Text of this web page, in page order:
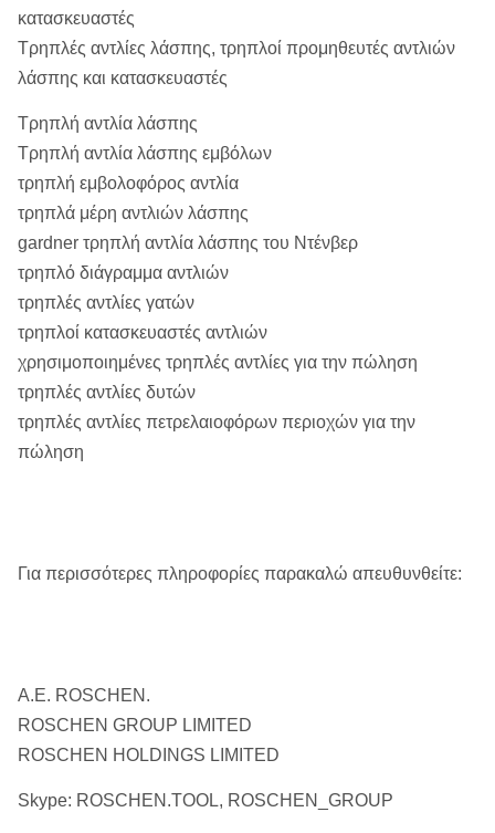
κατασκευαστές
Τρηπλές αντλίες λάσπης, τρηπλοί προμηθευτές αντλιών
λάσπης και κατασκευαστές
Τρηπλή αντλία λάσπης
Τρηπλή αντλία λάσπης εμβόλων
τρηπλή εμβολοφόρος αντλία
τρηπλά μέρη αντλιών λάσπης
gardner τρηπλή αντλία λάσπης του Ντένβερ
τρηπλό διάγραμμα αντλιών
τρηπλές αντλίες γατών
τρηπλοί κατασκευαστές αντλιών
χρησιμοποιημένες τρηπλές αντλίες για την πώληση
τρηπλές αντλίες δυτών
τρηπλές αντλίες πετρελαιοφόρων περιοχών για την
πώληση
Για περισσότερες πληροφορίες παρακαλώ απευθυνθείτε:
Α.Ε. ROSCHEN.
ROSCHEN GROUP LIMITED
ROSCHEN HOLDINGS LIMITED
Skype: ROSCHEN.TOOL, ROSCHEN_GROUP